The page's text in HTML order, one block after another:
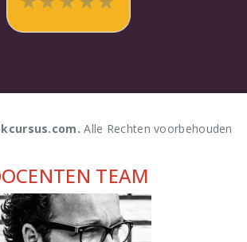
Alle Rechten voorbehouden
TEAM